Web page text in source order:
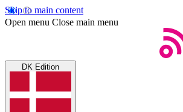
Skip to main content
Open menu Close main menu
DK Edition